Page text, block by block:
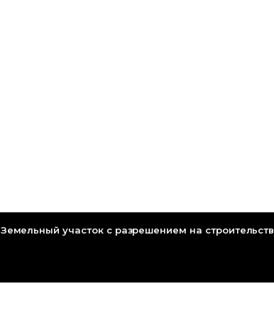
Земельный участок с разрешением на